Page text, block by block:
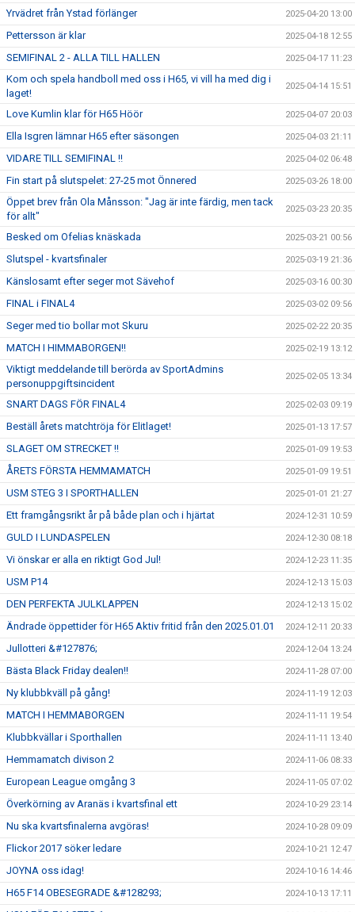
Yrvädret från Ystad förlänger 2025-04-20 13:00
Pettersson är klar 2025-04-18 12:55
SEMIFINAL 2 - ALLA TILL HALLEN 2025-04-17 11:23
Kom och spela handboll med oss i H65, vi vill ha med dig i
laget!
2025-04-14 15:51
Love Kumlin klar för H65 Höör 2025-04-07 20:03
Ella Isgren lämnar H65 efter säsongen 2025-04-03 21:11
VIDARE TILL SEMIFINAL !! 2025-04-02 06:48
Fin start på slutspelet: 27-25 mot Önnered 2025-03-26 18:00
Öppet brev från Ola Månsson: "Jag är inte färdig, men tack
för allt"
2025-03-23 20:35
Besked om Ofelias knäskada 2025-03-21 00:56
Slutspel - kvartsfinaler 2025-03-19 21:36
Känslosamt efter seger mot Sävehof 2025-03-16 00:30
FINAL i FINAL4 2025-03-02 09:56
Seger med tio bollar mot Skuru 2025-02-22 20:35
MATCH I HIMMABORGEN!! 2025-02-19 13:12
Viktigt meddelande till berörda av SportAdmins
personuppgiftsincident
2025-02-05 13:34
SNART DAGS FÖR FINAL4 2025-02-03 09:19
Beställ årets matchtröja för Elitlaget! 2025-01-13 17:57
SLAGET OM STRECKET !! 2025-01-09 19:53
ÅRETS FÖRSTA HEMMAMATCH 2025-01-09 19:51
USM STEG 3 I SPORTHALLEN 2025-01-01 21:27
Ett framgångsrikt år på både plan och i hjärtat 2024-12-31 10:59
GULD I LUNDASPELEN 2024-12-30 08:18
Vi önskar er alla en riktigt God Jul! 2024-12-23 11:35
USM P14 2024-12-13 15:03
DEN PERFEKTA JULKLAPPEN 2024-12-13 15:02
Ändrade öppettider för H65 Aktiv fritid från den 2025.01.01 2024-12-11 20:33
Jullotteri &#127876; 2024-12-04 13:24
Bästa Black Friday dealen!! 2024-11-28 07:00
Ny klubbkväll på gång! 2024-11-19 12:03
MATCH I HEMMABORGEN 2024-11-11 19:54
Klubbkvällar i Sporthallen 2024-11-11 13:40
Hemmamatch divison 2 2024-11-06 08:33
European League omgång 3 2024-11-05 07:02
Överkörning av Aranäs i kvartsfinal ett 2024-10-29 23:14
Nu ska kvartsfinalerna avgöras! 2024-10-28 09:09
Flickor 2017 söker ledare 2024-10-21 12:47
JOYNA oss idag! 2024-10-16 14:46
H65 F14 OBESEGRADE &#128293; 2024-10-13 17:11